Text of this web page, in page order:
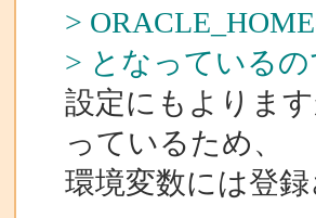
>
> となっている
設定にもよりま
っているため、
環境変数には登